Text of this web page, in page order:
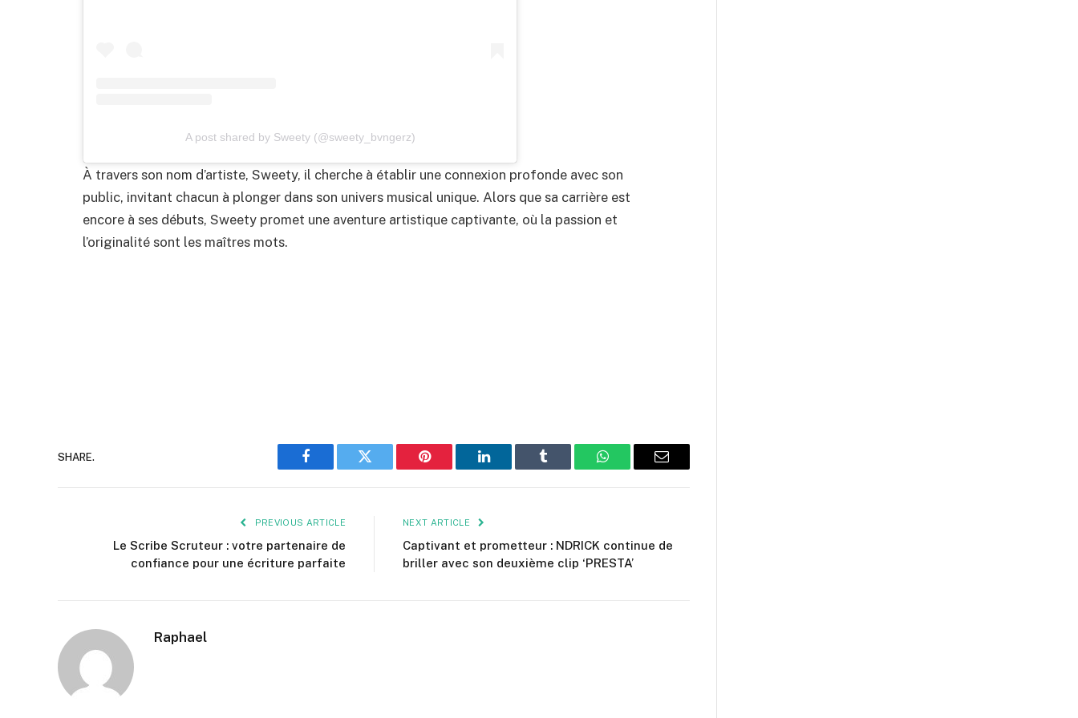
A post shared by Sweety (@sweety_bvngerz)
À travers son nom d’artiste, Sweety, il cherche à établir une connexion profonde avec son
public, invitant chacun à plonger dans son univers musical unique. Alors que sa carrière est
encore à ses débuts, Sweety promet une aventure artistique captivante, où la passion et
l’originalité sont les maîtres mots.
SHARE.
Facebook Twitter Pinterest LinkedIn Tumblr WhatsAppEmail
PREVIOUS ARTICLE
Le Scribe Scruteur : votre partenaire de
confiance pour une écriture parfaite
NEXT ARTICLE
Captivant et prometteur : NDRICK continue de
briller avec son deuxième clip ‘PRESTA’
Raphael